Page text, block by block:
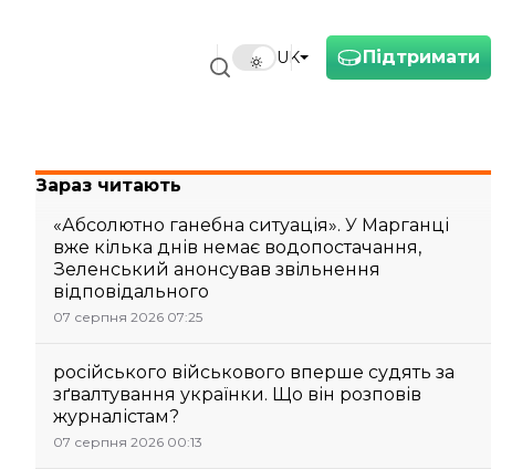
Підтримати
UK
Зараз читають
«Абсолютно ганебна ситуація». У Марганці
вже кілька днів немає водопостачання,
Зеленський анонсував звільнення
відповідального
07 серпня 2026 07:25
російського військового вперше судять за
зґвалтування українки. Що він розповів
журналістам?
07 серпня 2026 00:13